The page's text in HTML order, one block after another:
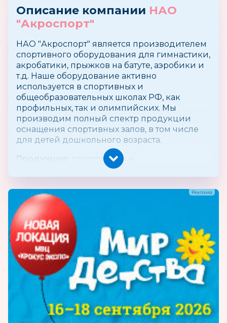
Описание компании НАО
"Акроспорт"
НАО "Акроспорт" является производителем
спортивного оборудования для гимнастики,
акробатики, прыжков на батуте, аэробики и
т.д. Наше оборудование активно
используется в спортивных и
общеобразовательных школах РФ, как
профильных, так и олимпийских. Мы
производим полный спектр продукции
оснащения спортивных залов, в том числе
для детей дошкольного возраста.
Продукция:
спорттовары и
тренажеры(гимнастические снаряды, маты,
покрытия для единоборств, акробатические
дорожки, ковры для художественной
гимнастики, аэробики, черлидинга,
спортивные батуты, батутные арены и
комплексы), товары для детей от 7 до 18 лет